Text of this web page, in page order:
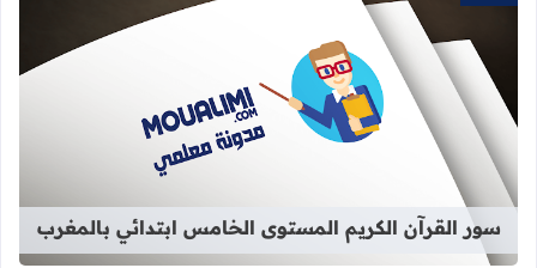
قراءة المزيد عن سور القرآن
سور القرآن الكريم المستوى الخامس ابتدائي بالمغرب